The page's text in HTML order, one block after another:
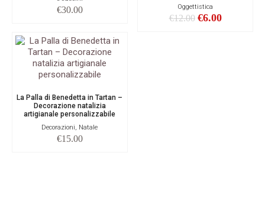
€30.00
Oggettistica
€12.00 €6.00
La Palla di Benedetta in Tartan –
Decorazione natalizia
artigianale personalizzabile
Decorazioni, Natale
€15.00